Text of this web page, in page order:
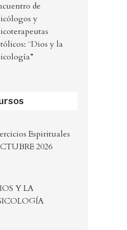
de
y
¨Dios y la
Espirituales
2026
Y LA